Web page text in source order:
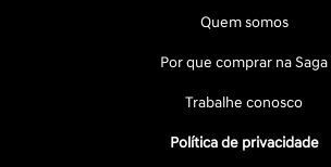
Quem somos
Por que comprar na Saga
Trabalhe conosco
Política de privacidade